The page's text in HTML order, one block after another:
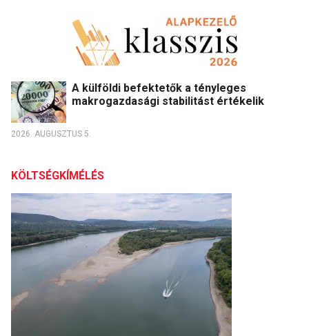
A külföldi befektetők a tényleges
makrogazdasági stabilitást értékelik
2026. AUGUSZTUS 5.
KÖLTSÉGKÍMÉLÉS